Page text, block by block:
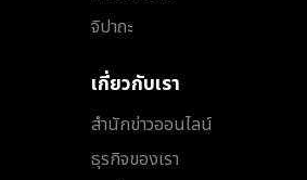
จิปาถะ
เกี่ยวกับเรา
สำนักข่าวออนไลน์
ธุรกิจของเรา